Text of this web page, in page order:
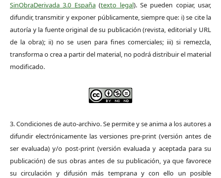
SinObraDerivada 3.0 España(texto legal). Se pueden copiar, usar,
difundir, transmitir y exponer públicamente, siempre que: i) se cite la
autoría y la fuente original de su publicación (revista, editorial y URL
de la obra); ii) no se usen para fines comerciales; iii) si remezcla,
transforma o crea a partir del material, no podrá distribuir el material
modificado.
3. Condiciones de auto-archivo. Se permite y se anima a los autores a
difundir electrónicamente las versiones pre-print (versión antes de
ser evaluada) y/o post-print (versión evaluada y aceptada para su
publicación) de sus obras antes de su publicación, ya que favorece
su circulación y difusión más temprana y con ello un posible